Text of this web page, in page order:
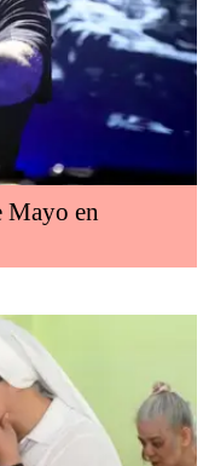
Mayo en